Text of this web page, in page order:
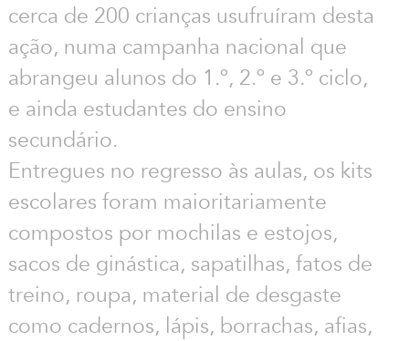
cerca de 200 crianças usufruíram desta
ação, numa campanha nacional que
abrangeu alunos do 1.º, 2.º e 3.º ciclo,
e ainda estudantes do ensino
secundário.
Entregues no regresso às aulas, os kits
escolares foram maioritariamente
compostos por mochilas e estojos,
sacos de ginástica, sapatilhas, fatos de
treino, roupa, material de desgaste
como cadernos, lápis, borrachas, afias,